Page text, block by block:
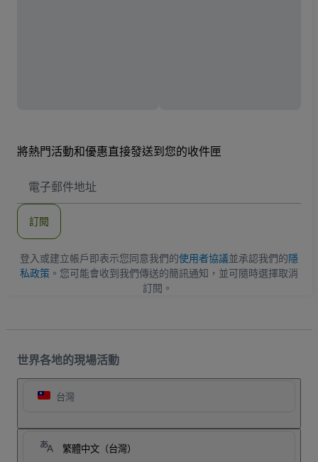
將熱門活動和優惠直接發送到您的收件匣
子
地
訂閱
登入或建立帳戶即表示您同意我們的使用者協議並承認我們的隱
私政策 。您可能會收到我們傳送的簡訊通知，並可隨時選擇取消
訂閱。
世界各地的現場活動
台灣
繁體中文（台灣）